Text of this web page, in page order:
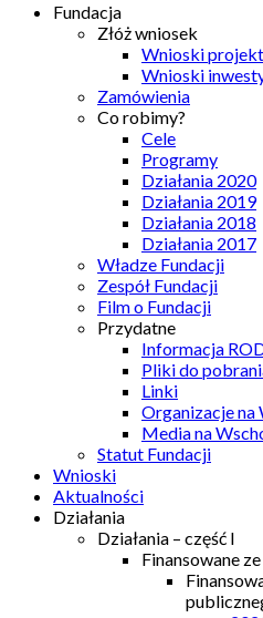
Fundacja
Złóż wniosek
Wnioski
Wnioski
Zamówienia
Co robimy?
Cele
Programy
Działania 2020
Działania 2019
Działania 2018
Działania 2017
Władze Fundacji
Zespół Fundacji
Film o Fundacji
Przydatne
Informacja
Pliki do
Linki
Organizacje na
Media na
Statut Fundacji
Wnioski
Aktualności
Działania
Działania – część I
Finansowane